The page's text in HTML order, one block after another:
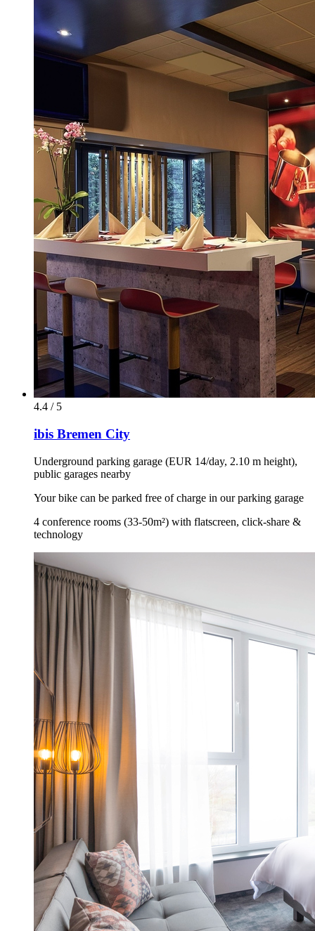
4.4 / 5
ibis Bremen City
Underground parking garage (EUR 14/day, 2.10 m height),
public garages nearby
Your bike can be parked free of charge in our parking garage
4 conference rooms (33-50m²) with flatscreen, click-share &
technology